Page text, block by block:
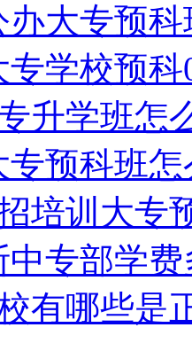
大专预
学校预
升学班怎
专预科班
培训大专
中专部学
有哪些是